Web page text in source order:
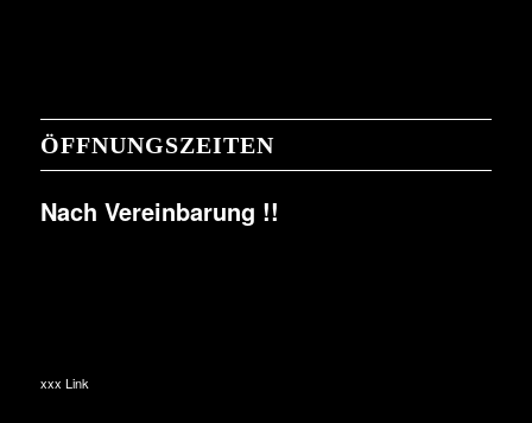
ÖFFNUNGSZEITEN
Nach Vereinbarung !!
xxx Link